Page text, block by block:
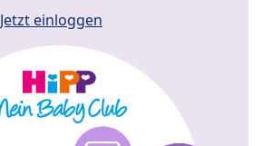
Jetzt einloggen